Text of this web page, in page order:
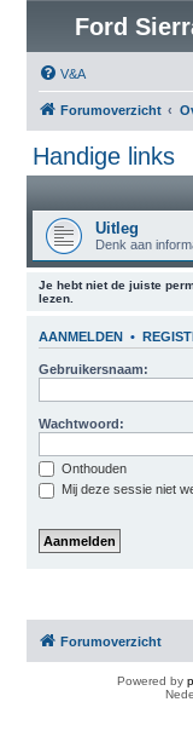
Ford
V&A
Forumoverzicht
Handige links
Uitleg
Denk aan
Je hebt niet de juiste
lezen.
AANMELDEN •
Gebruikersnaam:
Wachtwoord:
Onthouden
Mij deze sessie niet
Forumoverzicht
Powered by